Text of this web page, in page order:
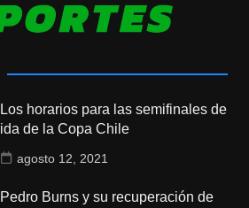
Los horarios para las semifinales de
ida de la Copa Chile
agosto 12, 2021
Pedro Burns y su recuperación de